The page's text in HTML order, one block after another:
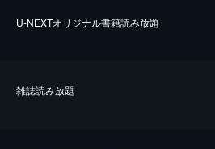
U-NEXTオリジナル書籍読み放題
雑誌読み放題